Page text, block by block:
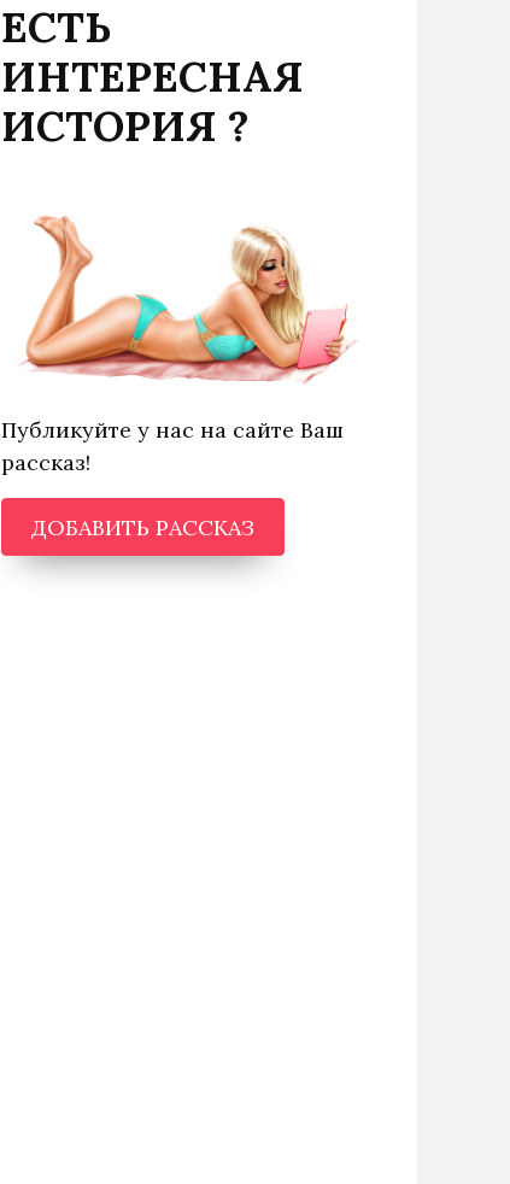
ЕСТЬ
ИНТЕРЕСНАЯ
ИСТОРИЯ ?
Публикуйте у нас на сайте Ваш
рассказ!
ДОБАВИТЬ РАССКАЗ